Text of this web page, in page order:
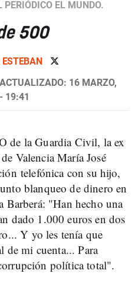
EL MUNDO.
500
ESTEBAN
16 MARZO,
19:41
de la Guardia Civil, la ex
Valencia María José
telefónica con su hijo,
blanqueo de dinero en
Barberá: "Han hecho una
dado 1.000 euros en dos
Y yo les tenía que
de mi cuenta... Para
política total".